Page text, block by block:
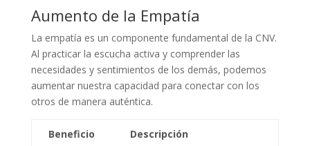
Aumento de la Empatía
La empatía es un componente fundamental de la CNV.
Al practicar la escucha activa y comprender las
necesidades y sentimientos de los demás, podemos
aumentar nuestra capacidad para conectar con los
otros de manera auténtica.
Beneficio Descripción